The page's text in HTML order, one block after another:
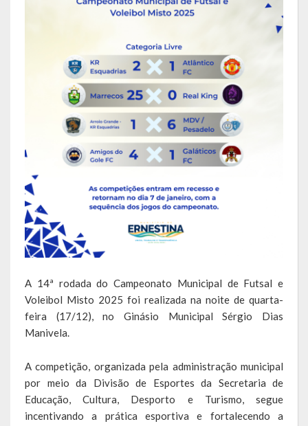
Administração
Educação, Cultura, Desporto e Turismo
Sala Multidisciplinar Saber Mais
Escola Municipal de Educação Infantil Dr. Orlando Rojas
Escola Municipal De Ensino Fundamental Educarte
Escola Municipal De Ensino Fundamental João Alfredo Sachser
Escola Municipal De Ensino Fundamental Osvaldo Cruz
Agricultura
Obras e Viação
Saúde
Serviços Oferecidos pela Secretaria de Saúde
Serviços Urbanos
Legislação
A 14ª rodada do Campeonato Municipal de Futsal e
Voleibol Misto 2025 foi realizada na noite de quarta-
feira (17/12), no Ginásio Municipal Sérgio Dias
Manivela.
A competição, organizada pela administração municipal
por meio da Divisão de Esportes da Secretaria de
Educação, Cultura, Desporto e Turismo, segue
incentivando a prática esportiva e fortalecendo a